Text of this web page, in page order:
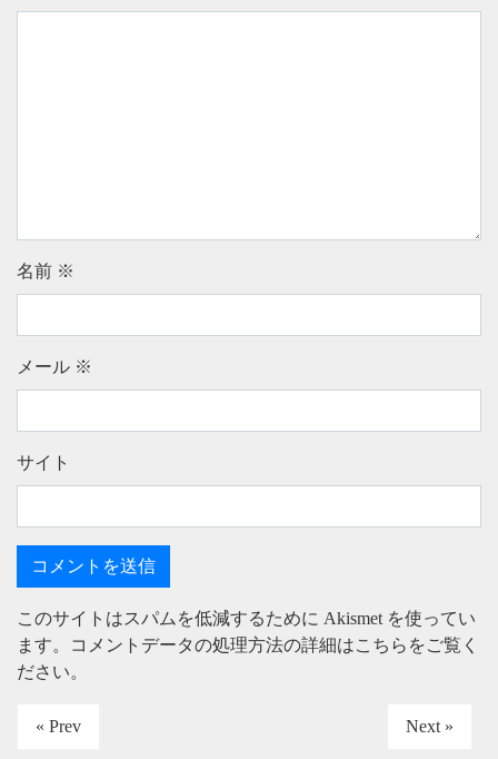
名前 ※
メール ※
サイト
このサイトはスパムを低減するために Akismet を使ってい
ます。
コメントデータの処理方法の詳細はこちらをご覧く
ださい。
« Prev Next »